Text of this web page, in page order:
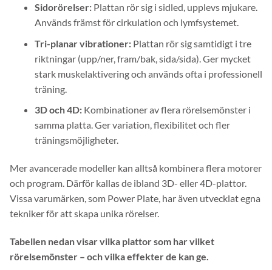
Sidorörelser:Plattan rör sig i sidled, upplevs mjukare.
Används främst för cirkulation och lymfsystemet.
Tri-planar vibrationer:Plattan rör sig samtidigt i tre
riktningar (upp/ner, fram/bak, sida/sida). Ger mycket
stark muskelaktivering och används ofta i professionell
träning.
3D och 4D:Kombinationer av flera rörelsemönster i
samma platta. Ger variation, flexibilitet och fler
träningsmöjligheter.
Mer avancerade modeller kan alltså kombinera flera motorer
och program. Därför kallas de ibland 3D- eller 4D-plattor.
Vissa varumärken, som Power Plate, har även utvecklat egna
tekniker för att skapa unika rörelser.
Tabellen nedan visar vilka plattor som har vilket
rörelsemönster – och vilka effekter de kan ge.